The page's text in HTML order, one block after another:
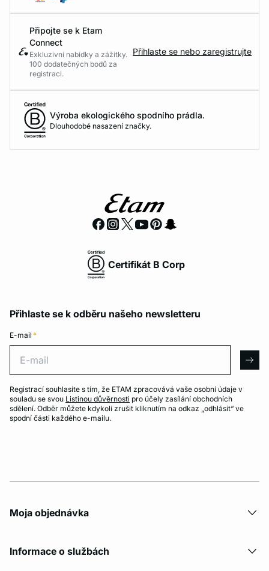
Připojte se k Etam
Connect
Exkluzivní nabídky a zážitky.
100 dodatečných bodů za
registraci.
Přihlaste se nebo zaregistrujte
Výroba ekologického spodního prádla.
Dlouhodobé nasazení značky.
Certifikát B Corp
Přihlaste se k odběru našeho newsletteru
E-mail *
Registrací souhlasíte s tím, že ETAM zpracovává vaše osobní údaje v
souladu se svou Listinou důvěrnosti pro účely zasílání obchodních
sdělení. Odběr můžete kdykoli zrušit kliknutím na odkaz „odhlásit“ ve
spodní části každého e-mailu.
Moja objednávka
Informace o službách